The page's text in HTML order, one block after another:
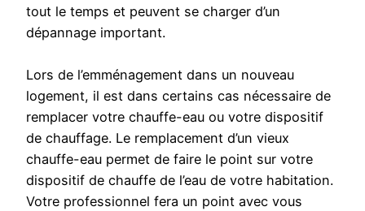
tout le temps et peuvent se charger d’un
dépannage important.
Lors de l’emménagement dans un nouveau
logement, il est dans certains cas nécessaire de
remplacer votre chauffe-eau ou votre dispositif
de chauffage. Le remplacement d’un vieux
chauffe-eau permet de faire le point sur votre
dispositif de chauffe de l’eau de votre habitation.
Votre professionnel fera un point avec vous